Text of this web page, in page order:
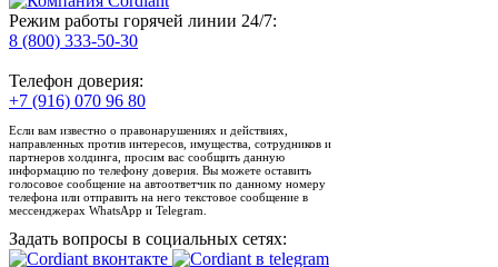
Режим работы горячей линии 24/7:
8 (800) 333-50-30
Телефон доверия:
+7 (916) 070 96 80
Если вам известно о правонарушениях и действиях,
направленных против интересов, имущества, сотрудников и
партнеров холдинга, просим вас сообщить данную
информацию по телефону доверия. Вы можете оставить
голосовое сообщение на автоответчик по данному номеру
телефона или отправить на него текстовое сообщение в
мессенджерах WhatsApp и Telegram.
Задать вопросы в социальных сетях: